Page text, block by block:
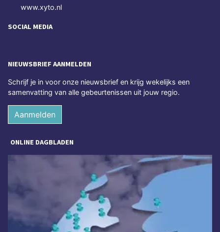
www.xyto.nl
SOCIAL MEDIA
NIEUWSBRIEF AANMELDEN
Schrijf je in voor onze nieuwsbrief en krijg wekelijks een
samenvatting van alle gebeurtenissen uit jouw regio.
Aanmelden
ONLINE DAGBLADEN